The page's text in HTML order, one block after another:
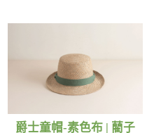
爵士童帽-素色布 | 藺子